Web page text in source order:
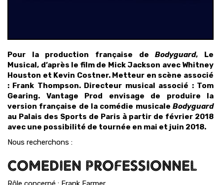
Pour la production française deBodyguard, Le
Musical, d’après le film de Mick Jackson avec Whitney
Houston et Kevin Costner. Metteur en scène associé
: Frank Thompson. Directeur musical associé : Tom
Gearing. Vantage Prod envisage de produire la
version française de la comédie musicale Bodyguard
au Palais des Sports de Paris à partir de février 2018
avec une possibilité de tournée en mai et juin 2018.
Nous recherchons :
COMEDIEN PROFESSIONNEL